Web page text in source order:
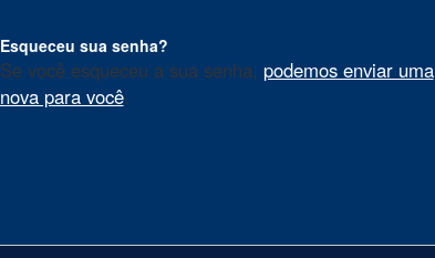
Esqueceu sua senha?
Se você esqueceu a sua senha, podemos enviar uma
nova para você.